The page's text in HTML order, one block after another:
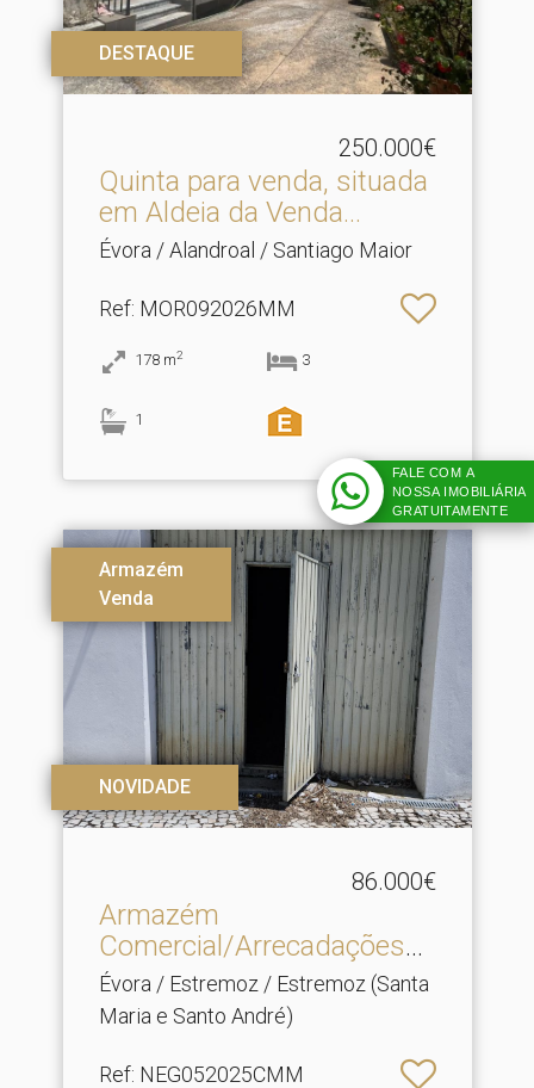
DESTAQUE
250.000€
Quinta para venda, situada
em Aldeia da Venda.​..
Évora / Alandroal / Santiago Maior
Ref: MOR092026MM
178 m2 3
1
Armazém
Venda
NOVIDADE
86.000€
Armazém
Comercial/Arrecadações
para venda em .​..
Évora / Estremoz / Estremoz (Santa
Maria e Santo André)
Ref: NEG052025CMM
FALE COM A
NOSSA IMOBILIÁRIA
GRATUITAMENTE